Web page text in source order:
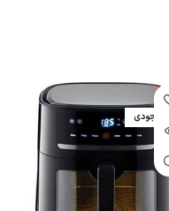
-
موجودی